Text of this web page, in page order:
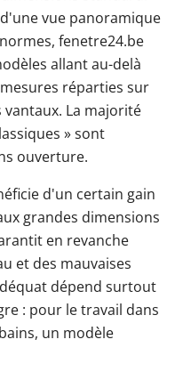
vue panoramique
fenetre24.be
allant au-delà
réparties sur
La majorité
» sont
ouverture.
d'un certain gain
grandes dimensions
en revanche
et des mauvaises
dépend surtout
: pour le travail dans
un modèle